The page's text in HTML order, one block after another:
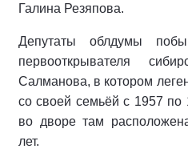
Галина Резяпова.
Депутаты облдумы
первооткрывателя
Салманова, в котором
со своей семьёй с 1957 по
во дворе там
лет.